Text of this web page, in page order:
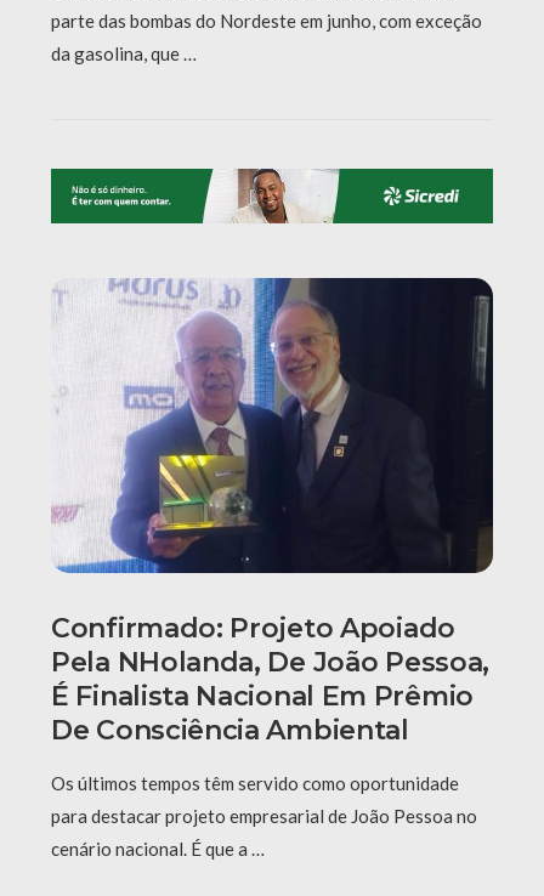
parte das bombas do Nordeste em junho, com exceção
da gasolina, que …
Confirmado: Projeto Apoiado
Pela NHolanda, De João Pessoa,
É Finalista Nacional Em Prêmio
De Consciência Ambiental
Os últimos tempos têm servido como oportunidade
para destacar projeto empresarial de João Pessoa no
cenário nacional. É que a …